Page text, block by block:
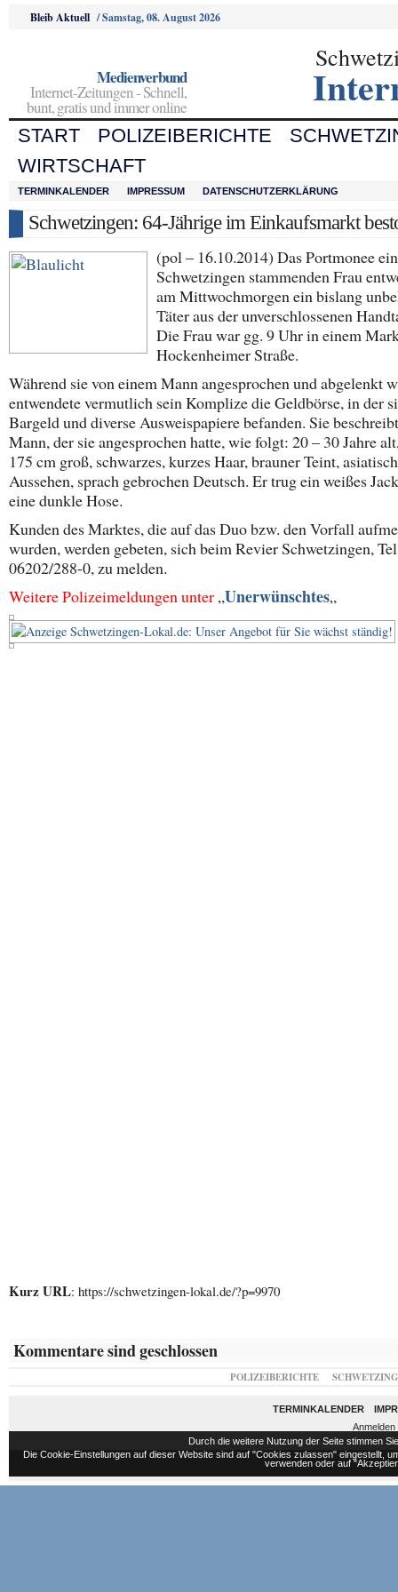
Bleib Aktuell /Samstag, 08. August 2026
Medienverbund
Internet-Zeitungen - Schnell,
bunt, gratis und immer online
START POLIZEIBERICHTE
WIRTSCHAFT
TERMINKALENDER IMPRESSUM DATENSCHUTZERKLÄRUNG
Schwetzingen: 64-Jährige im Einkaufsmarkt
(pol – 16.10.2014) Das Portmonee
Schwetzingen stammenden Frau
am Mittwochmorgen ein bislang
Täter aus der unverschlossenen
Die Frau war gg. 9 Uhr in einem
Hockenheimer Straße.
Während sie von einem Mann angesprochen und abgelenkt
entwendete vermutlich sein Komplize die Geldbörse, in der
Bargeld und diverse Ausweispapiere befanden. Sie
Mann, der sie angesprochen hatte, wie folgt: 20 – 30 Jahre
175 cm groß, schwarzes, kurzes Haar, brauner Teint,
Aussehen, sprach gebrochen Deutsch. Er trug ein weißes
eine dunkle Hose.
Kunden des Marktes, die auf das Duo bzw. den Vorfall
wurden, werden gebeten, sich beim Revier Schwetzingen,
06202/288-0, zu melden.
Weitere Polizeimeldungen unter „Unerwünschtes„
Kurz URL: https://schwetzingen-lokal.de/?p=9970
Kommentare sind geschlossen
POLIZEIBERICHTE
TERMINKALENDER
Anmelden
Durch die weitere Nutzung der Seite stimmen
Die Cookie-Einstellungen auf dieser Website sind auf "Cookies zulassen" eingestellt,
verwenden oder auf